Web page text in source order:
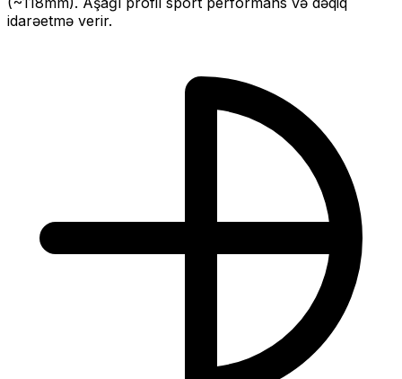
idarəetmə verir.